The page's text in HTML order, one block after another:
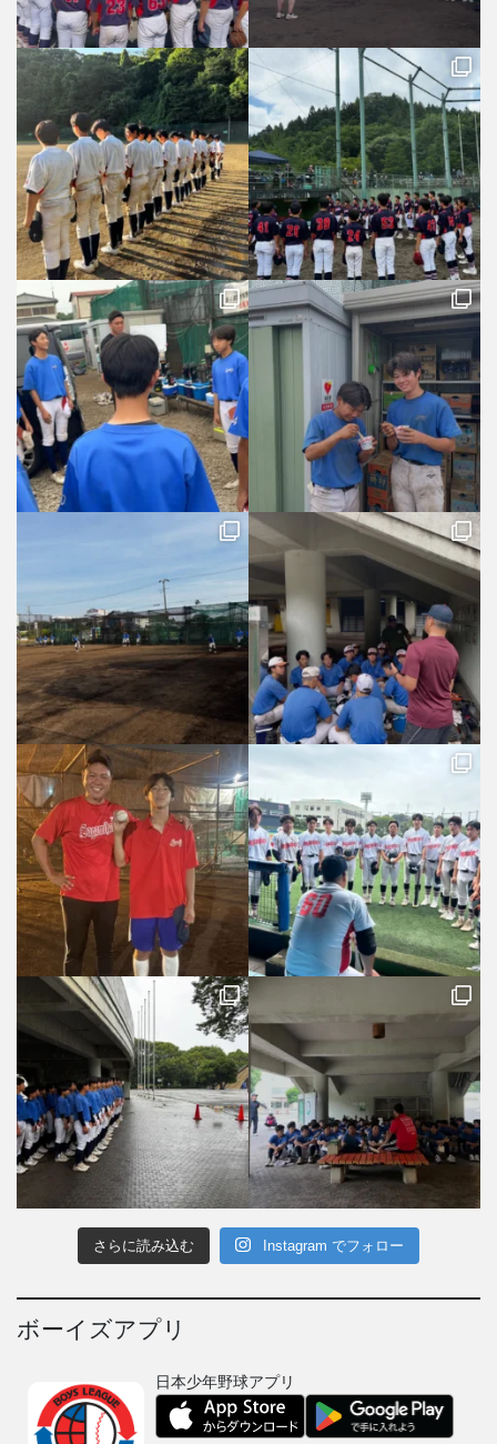
さらに読み込む Instagram でフォロー
ボーイズアプリ
日本少年野球アプリ